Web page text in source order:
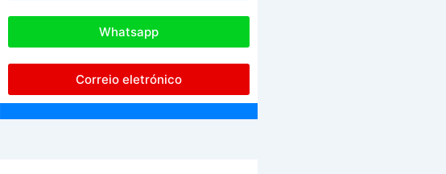
Whatsapp
Correio eletrónico